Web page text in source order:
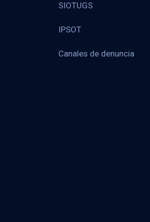
SIOTUGS
IPSOT
Canales de denuncia